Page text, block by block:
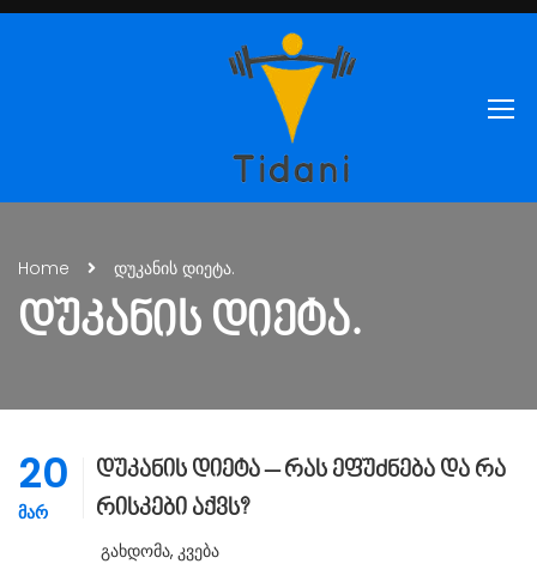
Home დუკანის დიეტა.
ᲓᲣᲙᲐᲜᲘᲡ ᲓᲘᲔᲢᲐ.
20
ᲛᲐᲠ
დუკანის დიეტა – რას ეფუძნება და რა
რისკები აქვს?
Გახდომა, Კვება